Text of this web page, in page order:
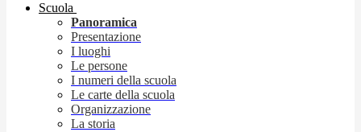
Scuola
Panoramica
Presentazione
I luoghi
Le persone
I numeri della scuola
Le carte della scuola
Organizzazione
La storia